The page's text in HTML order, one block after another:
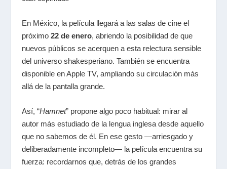
En México, la película llegará a las salas de cine el
próximo 22 de enero, abriendo la posibilidad de que
nuevos públicos se acerquen a esta relectura sensible
del universo shakesperiano. También se encuentra
disponible en Apple TV, ampliando su circulación más
allá de la pantalla grande.
Así, “Hamnet”propone algo poco habitual: mirar al
autor más estudiado de la lengua inglesa desde aquello
que no sabemos de él. En ese gesto —arriesgado y
deliberadamente incompleto— la película encuentra su
fuerza: recordarnos que, detrás de los grandes